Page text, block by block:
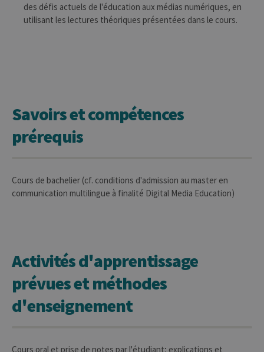
des défis actuels de l'éducation aux médias numériques, en
utilisant les lectures théoriques présentées dans le cours.
Savoirs et compétences
prérequis
Cours de bachelier (cf. conditions d'admission au master en
communication multilingue à finalité Digital Media Education)
Activités d'apprentissage
prévues et méthodes
d'enseignement
Cours oral et prise de notes par l'étudiant; explications et